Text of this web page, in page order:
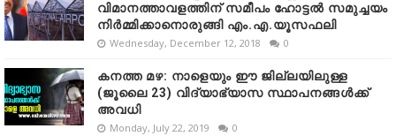
വിമാനത്താവളത്തിന് സമീപം ഹോട്ടൽ സമുച്ചയം
നിർമ്മിക്കാനൊരുങ്ങി എം.എ.യൂസഫലി
Wednesday, December 12, 2018 0
കനത്ത മഴ: നാളെയും ഈ ജില്ലയിലുള്ള
(ജൂലൈ 23) വിദ്യാഭ്യാസ സ്ഥാപനങ്ങൾക്ക്
അവധി
Monday, July 22, 2019 0